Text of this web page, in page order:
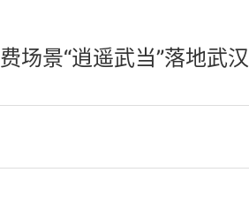
场景“逍遥武当”落地武汉